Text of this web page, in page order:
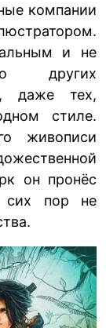
компании
и не
других
даже тех,
стиле.
живописи
он пронёс
пор не